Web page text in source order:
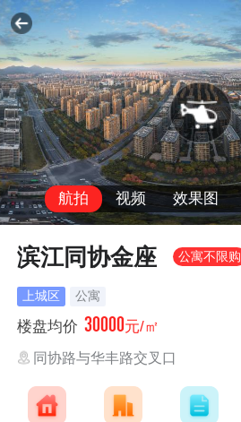
航拍 视频 效果图
滨江同协金座 公寓不限购
上城区 公寓
楼盘均价 30000元/㎡
同协路与华丰路交叉口